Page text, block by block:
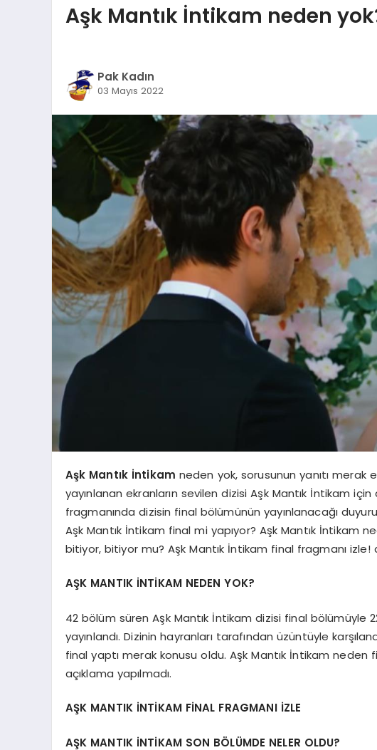
Aşk Mantık İntikam neden
Pak Kadın
03 Mayıs 2022
Aşk Mantık İntikam neden yok, sorusunun yanıtı merak
yayınlanan ekranların sevilen dizisi Aşk Mantık İntikam
fragmanında dizisin final bölümünün yayınlanacağı
Aşk Mantık İntikam final mi yapıyor? Aşk Mantık İntikam
bitiyor, bitiyor mu? Aşk Mantık İntikam final fragmanı izle!
AŞK MANTIK İNTİKAM NEDEN YOK?
42 bölüm süren Aşk Mantık İntikam dizisi final bölümüyle
yayınlandı. Dizinin hayranları tarafından üzüntüyle
final yaptı merak konusu oldu. Aşk Mantık İntikam neden
açıklama yapılmadı.
AŞK MANTIK İNTİKAM FİNAL FRAGMANI İZLE
AŞK MANTIK İNTİKAM SON BÖLÜMDE NELER OLDU?